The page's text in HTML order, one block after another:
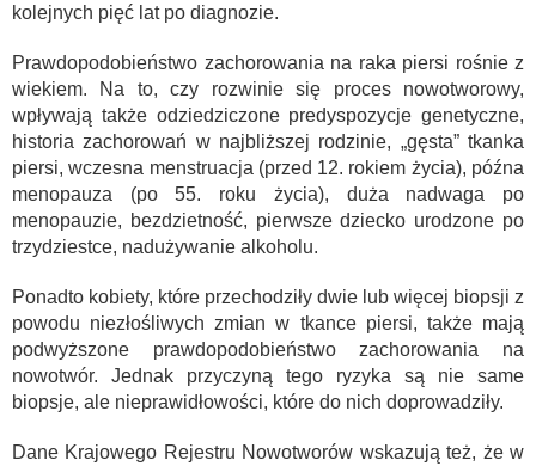
kolejnych pięć lat po diagnozie.
Prawdopodobieństwo zachorowania na raka piersi rośnie z
wiekiem. Na to, czy rozwinie się proces nowotworowy,
wpływają także odziedziczone predyspozycje genetyczne,
historia zachorowań w najbliższej rodzinie, „gęsta” tkanka
piersi, wczesna menstruacja (przed 12. rokiem życia), późna
menopauza (po 55. roku życia), duża nadwaga po
menopauzie, bezdzietność, pierwsze dziecko urodzone po
trzydziestce, nadużywanie alkoholu.
Ponadto kobiety, które przechodziły dwie lub więcej biopsji z
powodu niezłośliwych zmian w tkance piersi, także mają
podwyższone prawdopodobieństwo zachorowania na
nowotwór. Jednak przyczyną tego ryzyka są nie same
biopsje, ale nieprawidłowości, które do nich doprowadziły.
Dane Krajowego Rejestru Nowotworów wskazują też, że w